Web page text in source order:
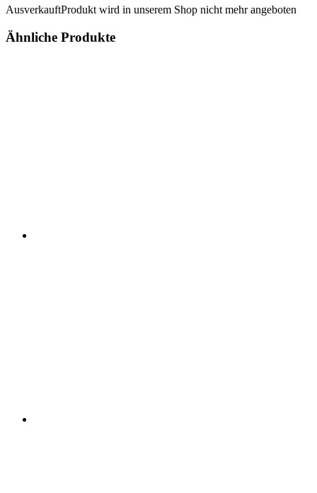
AusverkauftProdukt wird in unserem Shop nicht mehr angeboten
Ähnliche Produkte